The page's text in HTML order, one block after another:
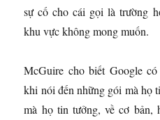
sự cố cho cái gọi là trường
khu vực không mong muốn.
McGuire cho biết Google
khi nói đến những gói mà họ
mà họ tin tưởng, về cơ bản,